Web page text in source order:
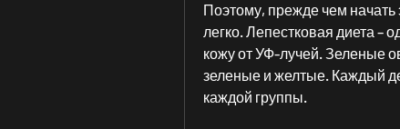
Поэтому, прежде чем начать
легко. Лепестковая диета –
кожу от УФ-лучей. Зеленые
зеленые и желтые. Каждый
каждой группы.